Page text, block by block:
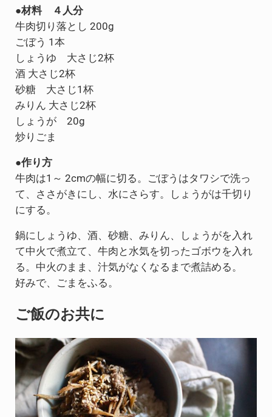
●材料 ４人分
牛肉切り落とし 200g
ごぼう 1本
しょうゆ 大さじ2杯
酒 大さじ2杯
砂糖 大さじ1杯
みりん 大さじ2杯
しょうが 20g
炒りごま
●作り方
牛肉は1～ 2cmの幅に切る。ごぼうはタワシで洗っ
て、ささがきにし、水にさらす。しょうがは千切り
にする。
鍋にしょうゆ、酒、砂糖、みりん、しょうがを入れ
て中火で煮立て、牛肉と水気を切ったゴボウを入れ
る。中火のまま、汁気がなくなるまで煮詰める。
好みで、ごまをふる。
ご飯のお共に